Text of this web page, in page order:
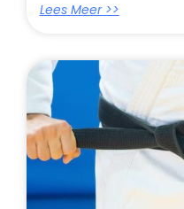
Lees Meer >>